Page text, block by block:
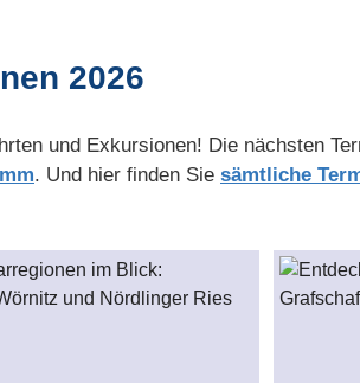
2026
und Exkursionen! Die nächsten
. Und hier finden Sie sämtliche